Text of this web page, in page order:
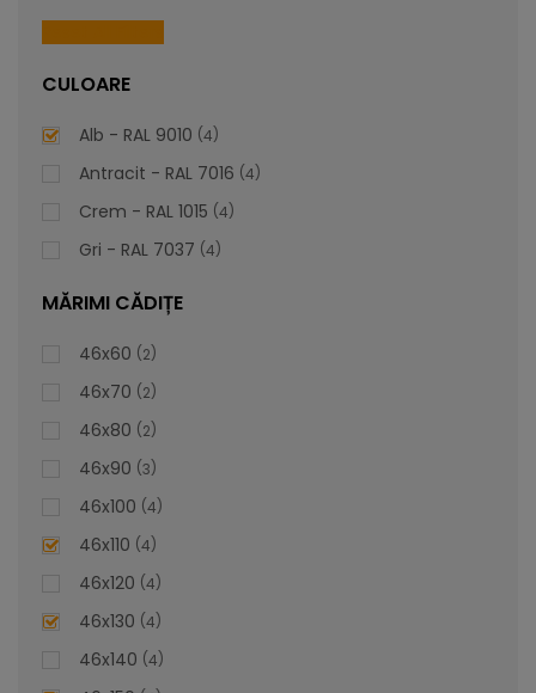
De la 1.016,81
Lavoar Suspendat - Bianca
CULOARE
Alb - RAL 9010 4
Antracit - RAL 7016 4
Crem - RAL 1015 4
Gri - RAL 7037 4
MĂRIMI CĂDIȚE
46x60 2
46x70 2
46x80 2
46x90 3
46x100 4
46x110 4
46x120 4
46x130 4
46x140 4